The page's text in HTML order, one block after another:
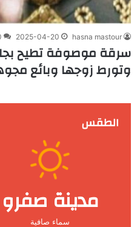
hasna mastour
2025-04-20
سرقة موصوفة تطيح
وتورط زوجها وبائع
الطقس
مدينة صفرو
سماء صافية